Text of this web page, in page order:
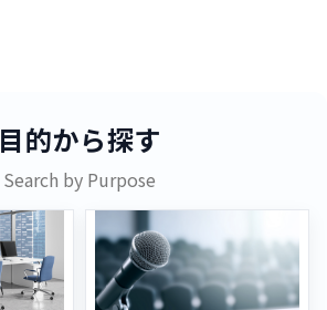
目的から探す
Search by Purpose